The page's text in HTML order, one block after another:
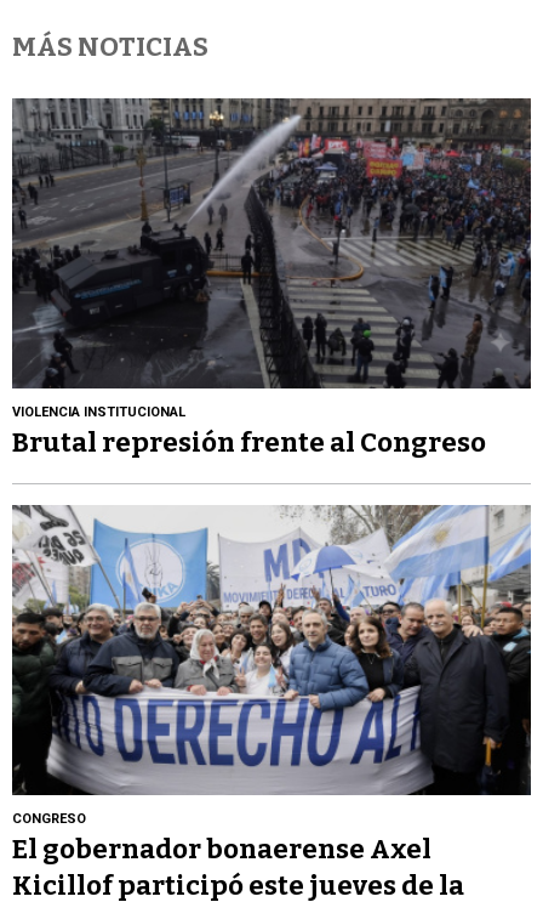
MÁS NOTICIAS
VIOLENCIA INSTITUCIONAL
Brutal represión frente al Congreso
CONGRESO
El gobernador bonaerense Axel
Kicillof participó este jueves de la